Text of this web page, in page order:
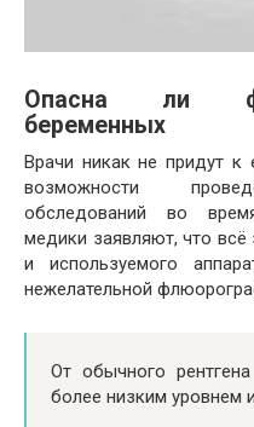
Опасна ли
беременных
Врачи никак не придут к
возможности
обследований во
медики заявляют, что всё
и используемого
нежелательной
От обычного
более низким уровнем